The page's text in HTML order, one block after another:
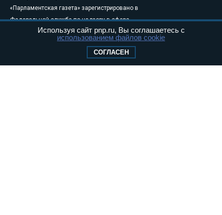
«Парламентская газета» зарегистрировано в
Федеральной службе по надзору в сфере
связи, информационных технологий и
массовых коммуникаций (Роскомнадзор) 05
Свидетельство о регистрации Эл № ФС77-
Используя сайт pnp.ru, Вы соглашаетесь с
использованием файлов cookie
СОГЛАСЕН